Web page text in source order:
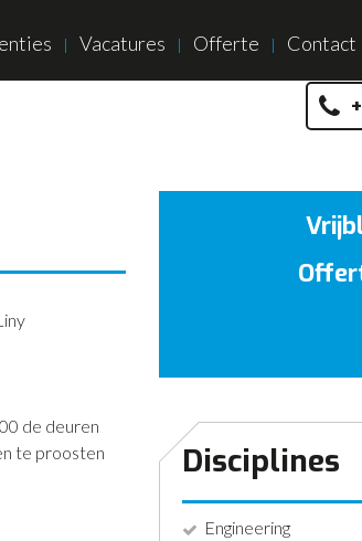
Vacatures Offerte Contact
de deuren
te proosten
Disciplines
Engineering